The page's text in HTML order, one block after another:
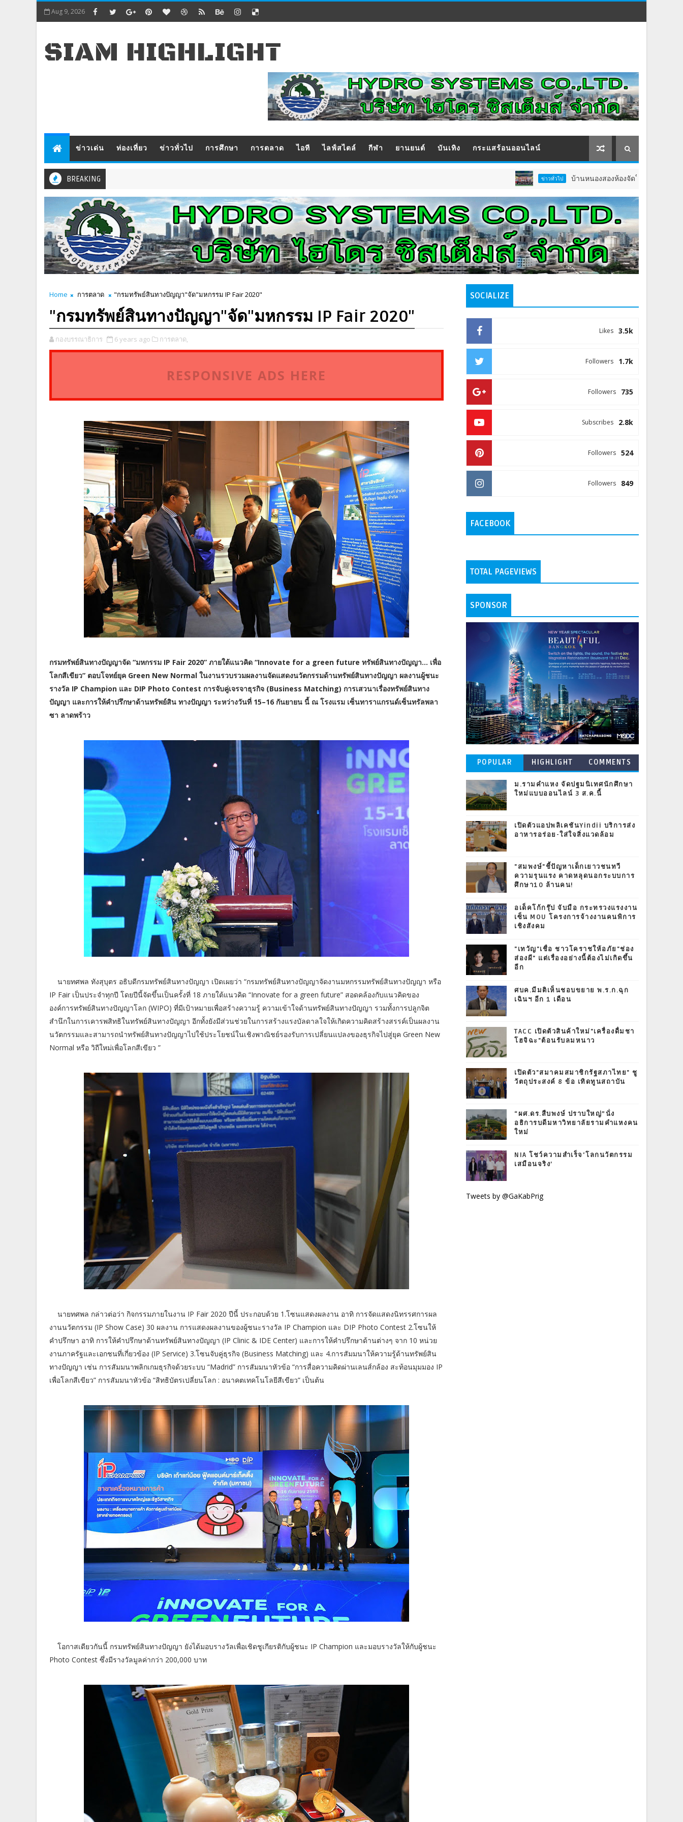
Aug 9, 2026
SIAM HIGHLIGHT
ข่าวเด่น ท่องเที่ยว ข่าวทั่วไป การศึกษา การตลาด ไอที ไลฟ์สไตล์ กีฬา ยานยนต์ บันเทิง กระแสร้อนออนไลน์
BREAKING ข่าวทั่วไป บ้านหนองสองห้องจัดใหญ่ “แห่เทียนพรรษา–ผ้าป่า
Home การตลาด "กรมทรัพย์สินทางปัญญา"จัด"มหกรรม IP Fair 2020"
"กรมทรัพย์สินทางปัญญา"จัด"มหกรรม IP Fair 2020"
กองบรรณาธิการ 6 years ago การตลาด,
RESPONSIVE ADS HERE
กรมทรัพย์สินทางปัญญาจัด “มหกรรม IP Fair 2020” ภายใต้แนวคิด “Innovate for a green future ทรัพย์สินทางปัญญา... เพื่อ
โลกสีเขียว” ตอบโจทย์ยุค Green New Normal ในงานรวบรวมผลงานจัดแสดงนวัตกรรมด้านทรัพย์สินทางปัญญา ผลงานผู้ชนะ
รางวัล IP Champion และ DIP Photo Contest การจับคู่เจรจาธุรกิจ (Business Matching) การเสวนาเรื่องทรัพย์สินทาง
ปัญญา และการให้คำปรึกษาด้านทรัพย์สิน ทางปัญญา ระหว่างวันที่ 15–16 กันยายน นี้ ณ โรงแรม เซ็นทาราแกรนด์เซ็นทรัลพลา
ซา ลาดพร้าว
นายทศพล ทังสุบุตร อธิบดีกรมทรัพย์สินทางปัญญา เปิดเผยว่า “กรมทรัพย์สินทางปัญญาจัดงานมหกรรมทรัพย์สินทางปัญญา หรือ
IP Fair เป็นประจำทุกปี โดยปีนี้จัดขึ้นเป็นครั้งที่ 18 ภายใต้แนวคิด “Innovate for a green future” สอดคล้องกับแนวคิดของ
องค์การทรัพย์สินทางปัญญาโลก (WIPO) ที่มีเป้าหมายเพื่อสร้างความรู้ ความเข้าใจด้านทรัพย์สินทางปัญญา รวมทั้งการปลูกจิต
สำนึกในการเคารพสิทธิในทรัพย์สินทางปัญญา อีกทั้งยังมีส่วนช่วยในการสร้างแรงบัลดาลใจให้เกิดความคิดสร้างสรรค์เป็นผลงาน
นวัตกรรมและสามารถนำทรัพย์สินทางปัญญาไปใช้ประโยชน์ในเชิงพาณิชย์รองรับการเปลี่ยนแปลงของธุรกิจไปสู่ยุค Green New
Normal หรือ วิถีใหม่เพื่อโลกสีเขียว ”
นายทศพล กล่าวต่อว่า กิจกรรมภายในงาน IP Fair 2020 ปีนี้ ประกอบด้วย 1.โซนแสดงผลงาน อาทิ การจัดแสดงนิทรรศการผล
งานนวัตกรรม (IP Show Case) 30 ผลงาน การแสดงผลงานของผู้ชนะรางวัล IP Champion และ DIP Photo Contest 2.โซนให้
คำปรึกษา อาทิ การให้คำปรึกษาด้านทรัพย์สินทางปัญญา (IP Clinic & IDE Center) และการให้คำปรึกษาด้านต่างๆ จาก 10 หน่วย
งานภาครัฐและเอกชนที่เกี่ยวข้อง (IP Service) 3.โซนจับคู่ธุรกิจ (Business Matching) และ 4.การสัมมนาให้ความรู้ด้านทรัพย์สิน
ทางปัญญา เช่น การสัมมนาพลิกเกมธุรกิจด้วยระบบ “Madrid” การสัมมนาหัวข้อ “การสื่อความคิดผ่านเลนส์กล้อง สะท้อนมุมมอง IP
เพื่อโลกสีเขียว” การสัมมนาหัวข้อ “สิทธิบัตรเปลี่ยนโลก : อนาคตเทคโนโลยีสีเขียว” เป็นต้น
โอกาสเดียวกันนี้ กรมทรัพย์สินทางปัญญา ยังได้มอบรางวัลเพื่อเชิดชูเกียรติกับผู้ชนะ IP Champion และมอบรางวัลให้กับผู้ชนะ
Photo Contest ซึ่งมีรางวัลมูลค่ากว่า 200,000 บาท
SOCIALIZE
3.5k
Likes
1.7k
Followers
735
Followers
2.8k
Subscribes
524
Followers
849
Followers
FACEBOOK
TOTAL PAGEVIEWS
SPONSOR
POPULAR
POSTS
HIGHLIGHT COMMENTS
ม.รามคำแหง จัดปฐมนิเทศนักศึกษา
ใหม่แบบออนไลน์ 3 ส.ค.นี้
เปิดตัวแอปพลิเคชันYindii บริการส่ง
อาหารอร่อย-ใส่ใจสิ่งแวดล้อม
"สมพงษ์"ชี้ปัญหาเด็กเยาวชนทวี
ความรุนแรง คาดหลุดนอกระบบการ
ศึกษา10 ล้านคน!
อเด็คโก้กรุ๊ป จับมือ กระทรวงแรงงาน
เซ็น MOU โครงการจ้างงานคนพิการ
เชิงสังคม
"เทวัญ"เชื่อ ชาวโคราชให้อภัย"ช่อง
ส่องผี" แต่เรื่องอย่างนี้ต้องไม่เกิดขึ้น
อีก
ศบค.มีมติเห็นชอบขยาย พ.ร.ก.ฉุก
เฉินฯ อีก 1 เดือน
TACC เปิดตัวสินค้าใหม่"เครื่องดื่มชา
โฮจิฉะ"ต้อนรับลมหนาว
เปิดตัว"สมาคมสมาชิกรัฐสภาไทย" ชู
วัตถุประสงค์ 8 ข้อ เทิดทูนสถาบัน
“ผศ.ดร.สืบพงษ์ ปราบใหญ่”นั่ง
อธิการบดีมหาวิทยาลัยรามคำแหงคน
ใหม่
NIA โชว์ความสำเร็จ‘โลกนวัตกรรม
เสมือนจริง’
Tweets by @GaKabPrig